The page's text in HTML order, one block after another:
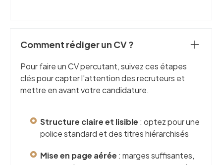
Comment rédiger un CV ?
Pour faire un CV percutant, suivez ces étapes
clés pour capter l'attention des recruteurs et
mettre en avant votre candidature.
Structure claire et lisible : optez pour une
police standard et des titres hiérarchisés
Mise en page aérée : marges suffisantes,